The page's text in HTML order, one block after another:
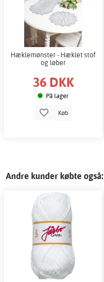
Hæklemønster - Hæklet stof
og løber
36 DKK
På lager
Køb
Andre kunder købte også: